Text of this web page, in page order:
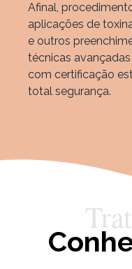
Afinal,
aplicações de
e outros
técnicas
com certificação
total segurança.